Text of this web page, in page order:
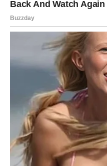
porodicom ili privatnim
Kada budete vidjeli prve
upravo sada počelo novo
uspjehom i zadovoljstvom.
Završna
Pred vama je vikend
napretkom i pozitivnim
dolaze iz pravca iz kojeg ih
mnogi događaji ostati